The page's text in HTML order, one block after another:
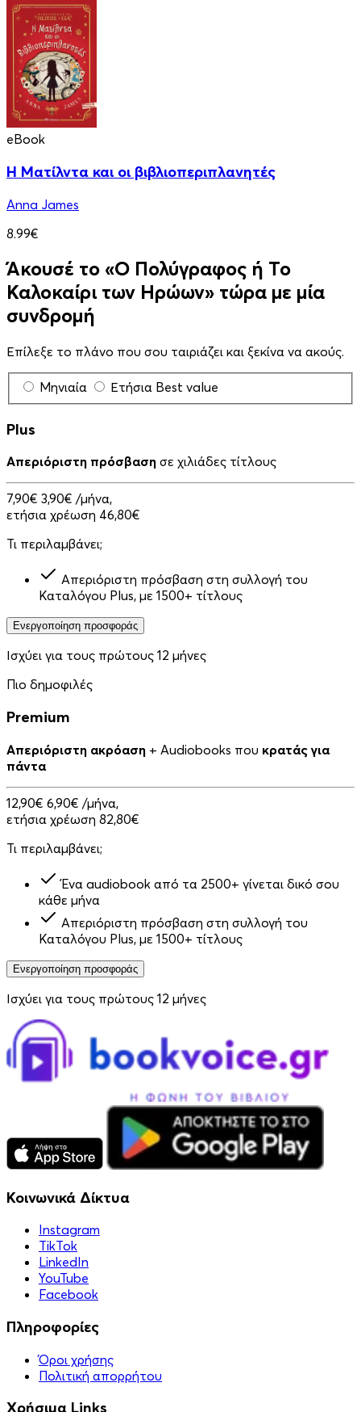
eBook
Η Ματίλντα και οι βιβλιοπεριπλανητές
Anna James
8.99€
Άκουσέ το «Ο Πολύγραφος ή Το
Καλοκαίρι των Ηρώων» τώρα με μία
συνδρομή
Επίλεξε το πλάνο που σου ταιριάζει και ξεκίνα να ακούς.
Μηνιαία Ετήσια Best value
Plus
Απεριόριστη πρόσβαση σε χιλιάδες τίτλους
7,90€ 3,90€ /μήνα,
ετήσια χρέωση 46,80€
Τι περιλαμβάνει;
Απεριόριστη πρόσβαση στη συλλογή του
Καταλόγου Plus, με 1500+ τίτλους
Ενεργοποίηση προσφοράς
Ισχύει για τους πρώτους 12 μήνες
Πιο δημοφιλές
Premium
Απεριόριστη ακρόαση + Audiobooks που κρατάς για
πάντα
12,90€ 6,90€ /μήνα,
ετήσια χρέωση 82,80€
Τι περιλαμβάνει;
Ένα audiobook από τα 2500+ γίνεται δικό σου
κάθε μήνα
Απεριόριστη πρόσβαση στη συλλογή του
Καταλόγου Plus, με 1500+ τίτλους
Ενεργοποίηση προσφοράς
Ισχύει για τους πρώτους 12 μήνες
Κοινωνικά Δίκτυα
Instagram
TikTok
LinkedIn
YouTube
Facebook
Πληροφορίες
Όροι χρήσης
Πολιτική απορρήτου
Χρήσιμα Links